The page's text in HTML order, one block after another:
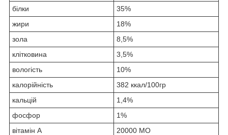
білки
35%
жири
18%
зола
8,5%
клітковина
3,5%
вологість
10%
калорійність
382 ккал/100гр
кальцій
1,4%
фосфор
1%
вітамін А
20000 МО